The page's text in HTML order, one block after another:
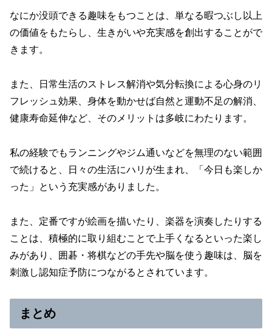
なにか没頭できる趣味をもつことは、単なる暇つぶし以上
の価値をもたらし、生きがいや充実感を創出することがで
きます。
また、日常生活のストレス解消や気分転換による心身のリ
フレッシュ効果、身体を動かせば自然と運動不足の解消、
健康寿命延伸など、そのメリットは多岐にわたります。
私の経験でもランニングやジム通いなどを無理のない範囲
で続けると、日々の生活にハリが生まれ、「今日も楽しか
った」という充実感がありました。
また、定番ですが絵画を描いたり、楽器を演奏したりする
ことは、積極的に取り組むことで上手くなるといった楽し
みがあり、囲碁・将棋などの手先や脳を使う趣味は、脳を
刺激し認知症予防につながるとされています。
まとめ